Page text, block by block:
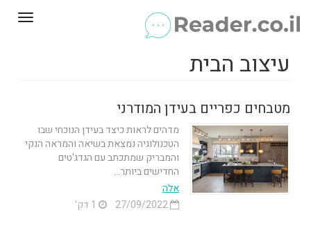
עיצוב הבית
מטבחים כפריים בעידן המודרני
מדהים לראות כיצד בעידן הנוכחי שבו
הטכנולוגיה נמצאת בשיאה והמראה הנקי
והמבריק שמתכתב עם הגדג'טים
החדישים ביותר...
אלה
27/09/2022